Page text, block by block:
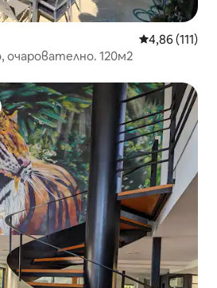
Средна
4,86 (111)
120м2